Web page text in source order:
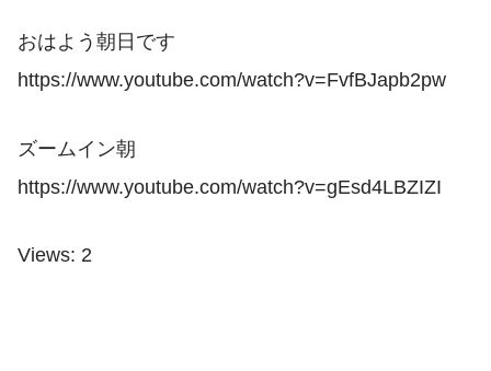
おはよう朝日です
https://www.youtube.com/watch?v=FvfBJapb2pw
ズームイン朝
https://www.youtube.com/watch?v=gEsd4LBZIZI
Views: 2